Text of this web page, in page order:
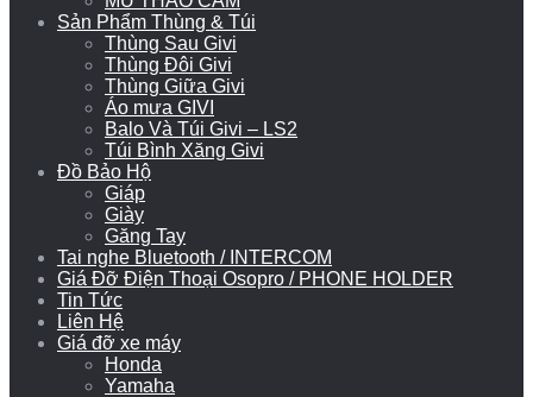
Sản Phẩm Thùng & Túi
Thùng Sau Givi
Thùng Đôi Givi
Thùng Giữa Givi
Áo mưa GIVI
Balo Và Túi Givi – LS2
Túi Bình Xăng Givi
Đồ Bảo Hộ
Giáp
Giày
Găng Tay
Tai nghe Bluetooth / INTERCOM
Giá Đỡ Điện Thoại Osopro / PHONE HOLDER
Tin Tức
Liên Hệ
Giá đỡ xe máy
Honda
Yamaha